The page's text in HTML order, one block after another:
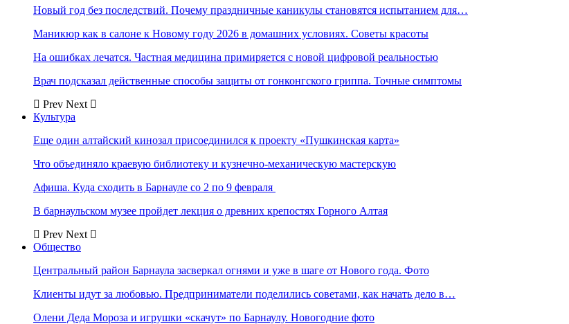
Новый год без последствий. Почему праздничные каникулы становятся испытанием для…
Маникюр как в салоне к Новому году 2026 в домашних условиях. Советы красоты
На ошибках лечатся. Частная медицина примиряется с новой цифровой реальностью
Врач подсказал действенные способы защиты от гонконгского гриппа. Точные симптомы
Prev Next
Культура
Еще один алтайский кинозал присоединился к проекту «Пушкинская карта»
Что объединяло краевую библиотеку и кузнечно-механическую мастерскую
Афиша. Куда сходить в Барнауле со 2 по 9 февраля
В барнаульском музее пройдет лекция о древних крепостях Горного Алтая
Prev Next
Общество
Центральный район Барнаула засверкал огнями и уже в шаге от Нового года. Фото
Клиенты идут за любовью. Предприниматели поделились советами, как начать дело в…
Олени Деда Мороза и игрушки «скачут» по Барнаулу. Новогодние фото